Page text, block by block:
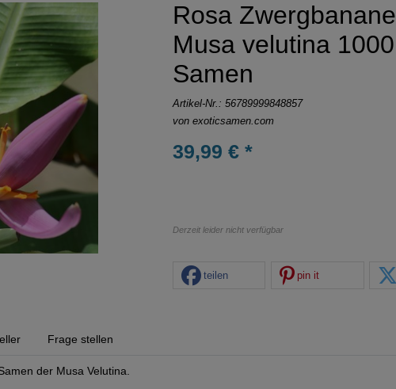
Rosa Zwergbanane
Musa velutina 1000
Samen
Artikel-Nr.: 56789999848857
von exoticsamen.com
39,99 € *
Derzeit leider nicht verfügbar
teilen pin it
Frage stellen
der Musa Velutina.